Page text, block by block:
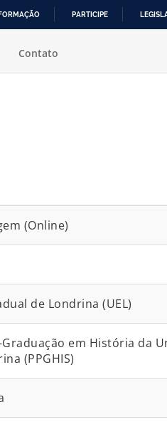
PARTICIPE
Contato
(Online)
de Londrina (UEL)
em História da
(PPGHIS)